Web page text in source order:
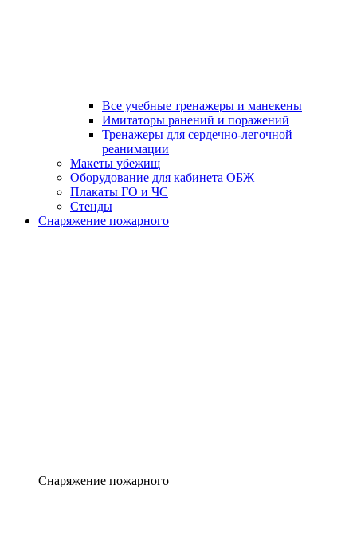
Все учебные тренажеры и манекены
Имитаторы ранений и поражений
Тренажеры для сердечно-легочной
реанимации
Макеты убежищ
Оборудование для кабинета ОБЖ
Плакаты ГО и ЧС
Стенды
Снаряжение пожарного
Снаряжение пожарного